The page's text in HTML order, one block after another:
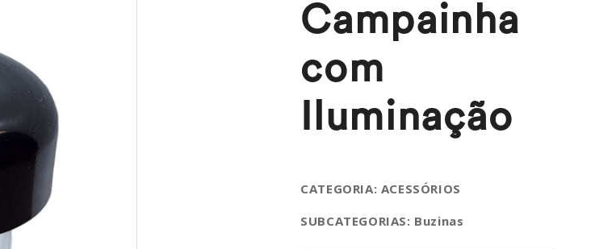
Campainha
com
Iluminação
CATEGORIA: ACESSÓRIOS
SUBCATEGORIAS: Buzinas